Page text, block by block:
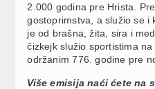
2.000 godina pre Hrista.
gostoprimstva, a služio se i
je od brašna, žita, sira i
čizkejk služio sportistima na
održanim 776. godine pre
Više emisija naći ćete na